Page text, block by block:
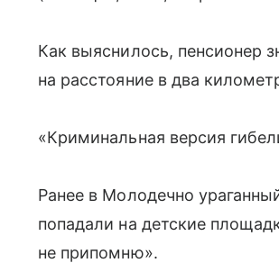
Как выяснилось, пенсионер
на расстояние в два
«Криминальная версия
Ранее в Молодечно
попадали на детские
не припомню».